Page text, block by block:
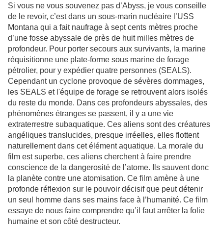
Si vous ne vous souvenez pas d’Abyss, je vous conseille
de le revoir, c’est dans un sous-marin nucléaire l’USS
Montana qui a fait naufrage à sept cents mètres proche
d’une fosse abyssale de près de huit milles mètres de
profondeur. Pour porter secours aux survivants, la marine
réquisitionne une plate-forme sous marine de forage
pétrolier, pour y expédier quatre personnes (SEALS).
Cependant un cyclone provoque de sévères dommages,
les SEALS et l'équipe de forage se retrouvent alors isolés
du reste du monde. Dans ces profondeurs abyssales, des
phénomènes étranges se passent, il y a une vie
extraterrestre subaquatique. Ces aliens sont des créatures
angéliques translucides, presque irréelles, elles flottent
naturellement dans cet élément aquatique. La morale du
film est superbe, ces aliens cherchent à faire prendre
conscience de la dangerosité de l’atome. Ils sauvent donc
la planète contre une atomisation. Ce film amène à une
profonde réflexion sur le pouvoir décisif que peut détenir
un seul homme dans ses mains face à l’humanité. Ce film
essaye de nous faire comprendre qu’il faut arrêter la folie
humaine et son côté destructeur.